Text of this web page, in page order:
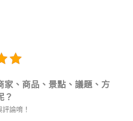
家、商品、景點、議題、方
？
論唷！